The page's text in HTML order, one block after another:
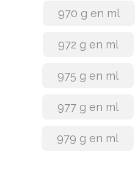
970 g en ml
972 g en ml
975 g en ml
977 g en ml
979 g en ml